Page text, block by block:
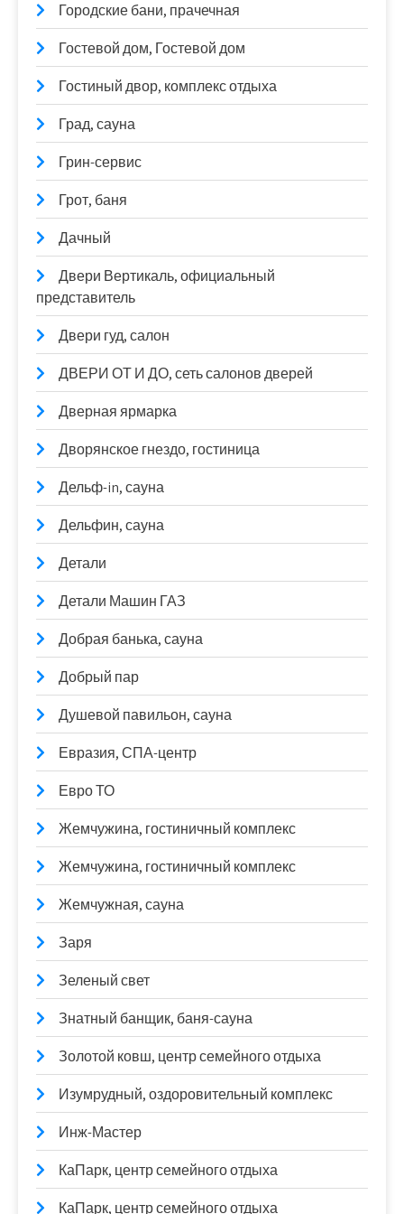
Городские бани, прачечная
Гостевой дом, Гостевой дом
Гостиный двор, комплекс отдыха
Град, сауна
Грин-сервис
Грот, баня
Дачный
Двери Вертикаль, официальный
представитель
Двери гуд, салон
ДВЕРИ ОТ И ДО, сеть салонов дверей
Дверная ярмарка
Дворянское гнездо, гостиница
Дельф-in, сауна
Дельфин, сауна
Детали
Детали Машин ГАЗ
Добрая банька, сауна
Добрый пар
Душевой павильон, сауна
Евразия, СПА-центр
Евро ТО
Жемчужина, гостиничный комплекс
Жемчужина, гостиничный комплекс
Жемчужная, сауна
Заря
Зеленый свет
Знатный банщик, баня-сауна
Золотой ковш, центр семейного отдыха
Изумрудный, оздоровительный комплекс
Инж-Мастер
КаПарк, центр семейного отдыха
КаПарк, центр семейного отдыха